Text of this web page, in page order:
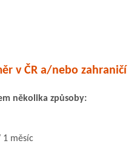
v ČR a/nebo zahraničí
několika způsoby:
1 měsíc